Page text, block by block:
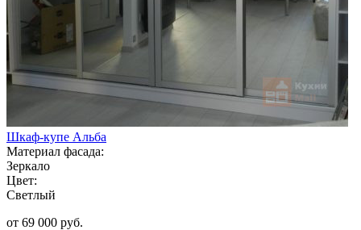
Шкаф-купе Альба
Материал фасада:
Зеркало
Цвет:
Светлый
от 69 000 руб.